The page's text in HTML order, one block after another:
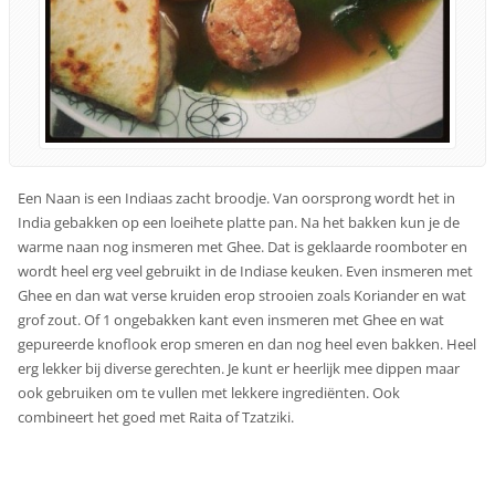
Een Naan is een Indiaas zacht broodje. Van oorsprong wordt het in
India gebakken op een loeihete platte pan. Na het bakken kun je de
warme naan nog insmeren met Ghee. Dat is geklaarde roomboter en
wordt heel erg veel gebruikt in de Indiase keuken. Even insmeren met
Ghee en dan wat verse kruiden erop strooien zoals Koriander en wat
grof zout. Of 1 ongebakken kant even insmeren met Ghee en wat
gepureerde knoflook erop smeren en dan nog heel even bakken. Heel
erg lekker bij diverse gerechten. Je kunt er heerlijk mee dippen maar
ook gebruiken om te vullen met lekkere ingrediënten. Ook
combineert het goed met Raita of Tzatziki.